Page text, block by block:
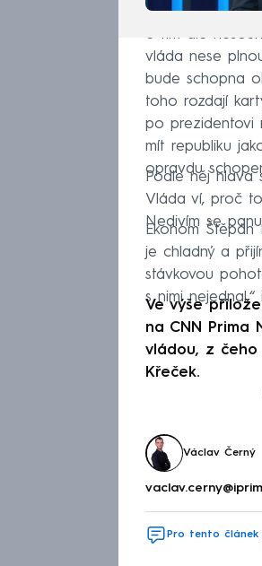
S tím ale
vláda nese
bude schopna
toho rozdají
po prezidentovi
mít republiku
opravdu
Podle něj hlava
Vláda ví, proč
Nedivím se
Ekonom
je chladný a
stávkovou
s nimi nejednal,“
Ve výše
na CNN Prima
vládou, z čeho
Křeček.
Václav Černý
Pro tento